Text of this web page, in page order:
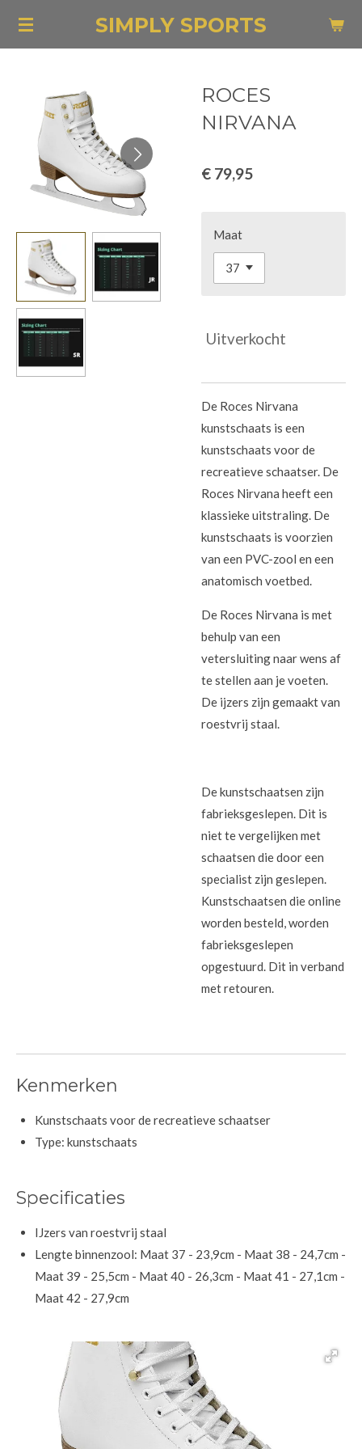
Ga
hoofdinhoud
SIMPLY SPORTS
ROCES
NIRVANA
€ 79,95
Maat
Uitverkocht
De Roces Nirvana
kunstschaats is een
kunstschaats voor de
recreatieve schaatser. De
Roces Nirvana heeft een
klassieke uitstraling. De
kunstschaats is voorzien
van een PVC-zool en een
anatomisch voetbed.
De Roces Nirvana is met
behulp van een
vetersluiting naar wens af
te stellen aan je voeten.
De ijzers zijn gemaakt van
roestvrij staal.
De kunstschaatsen zijn
fabrieksgeslepen. Dit is
niet te vergelijken met
schaatsen die door een
specialist zijn geslepen.
Kunstschaatsen die online
worden besteld, worden
fabrieksgeslepen
opgestuurd. Dit in verband
met retouren.
Kenmerken
Kunstschaats voor de recreatieve schaatser
Type: kunstschaats
Specificaties
IJzers van roestvrij staal
Lengte binnenzool: Maat 37 - 23,9cm - Maat 38 - 24,7cm -
Maat 39 - 25,5cm - Maat 40 - 26,3cm - Maat 41 - 27,1cm -
Maat 42 - 27,9cm